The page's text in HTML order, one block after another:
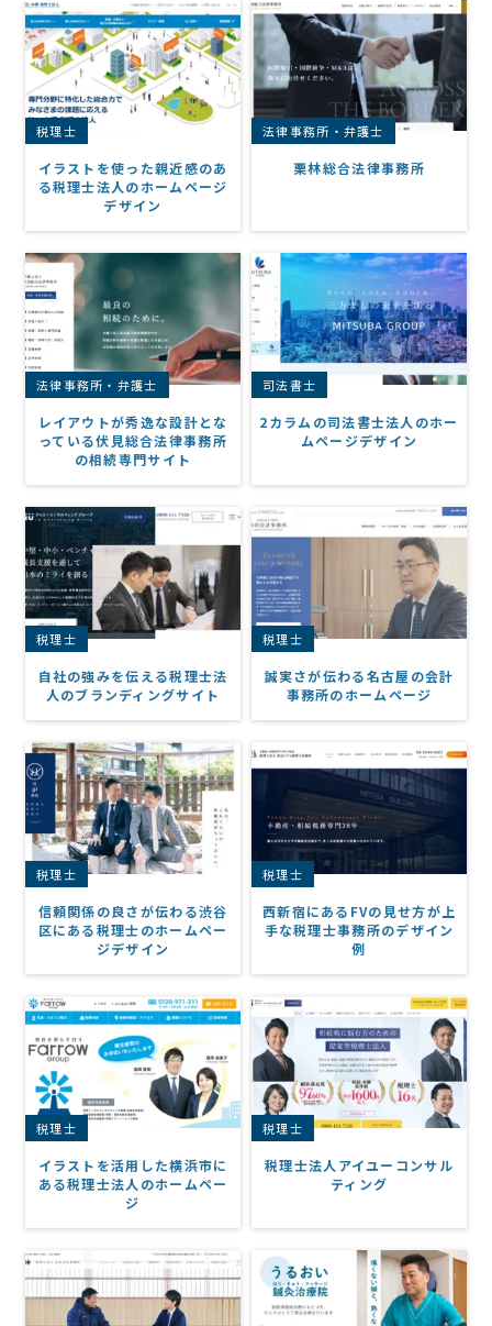
税理士
イラストを使った親近感のあ
る税理士法人のホームページ
デザイン
法律事務所・弁護士
栗林総合法律事務所
法律事務所・弁護士
レイアウトが秀逸な設計とな
っている伏見総合法律事務所
の相続専門サイト
司法書士
2カラムの司法書士法人のホー
ムページデザイン
税理士
自社の強みを伝える税理士法
人のブランディングサイト
税理士
誠実さが伝わる名古屋の会計
事務所のホームページ
税理士
信頼関係の良さが伝わる渋谷
区にある税理士のホームペー
ジデザイン
税理士
西新宿にあるFVの見せ方が上
手な税理士事務所のデザイン
例
税理士
イラストを活用した横浜市に
ある税理士法人のホームペー
ジ
税理士
税理士法人アイユーコンサル
ティング